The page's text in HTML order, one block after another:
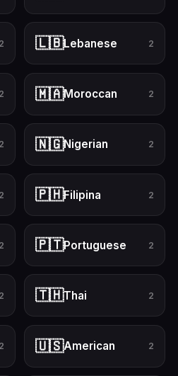
2 🇱🇧Lebanese 2
2 🇲🇦Moroccan 2
2 🇳🇬Nigerian 2
2 🇵🇭Filipina 2
2 🇵🇹Portuguese 2
2 🇹🇭Thai 2
2 🇺🇸American 2